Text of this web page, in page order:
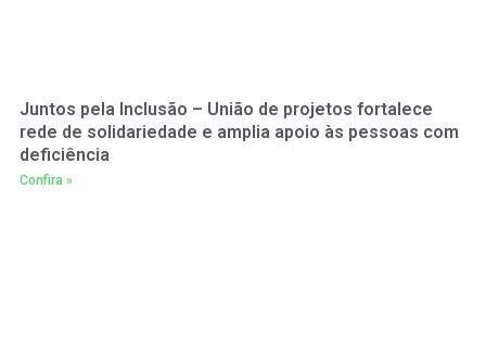
Juntos pela Inclusão – União de projetos fortalece
rede de solidariedade e amplia apoio às pessoas com
deficiência
Confira »